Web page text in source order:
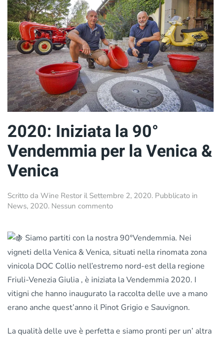
2020: Iniziata la 90°
Vendemmia per la Venica &
Venica
Scritto da Wine Restor il Settembre 2, 2020. Pubblicato in
News, 2020. Nessun commentosu
la
90°
Vendemmia
per
la
&
Venica
Siamo partiti con la nostra 90°Vendemmia. Nei
vigneti della Venica & Venica, situati nella rinomata zona
vinicola DOC Collio nell’estremo nord-est della regione
Friuli-Venezia Giulia , è iniziata la Vendemmia 2020. I
vitigni che hanno inaugurato la raccolta delle uve a mano
erano anche quest’anno il Pinot Grigio e Sauvignon.
La qualità delle uve è perfetta e siamo pronti per un’ altra